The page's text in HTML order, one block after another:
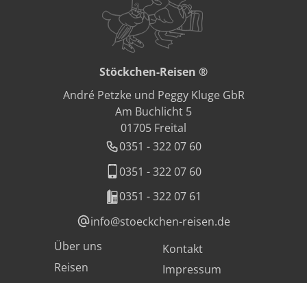
Stöckchen-Reisen ®
André Petzke und Peggy Kluge GbR
Am Buchlicht 5
01705 Freital
0351 - 322 07 60
0351 - 322 07 60
0351 - 322 07 61
info@stoeckchen-reisen.de
Fußzeile
Über uns
Reisen
Kontakt
Impressum